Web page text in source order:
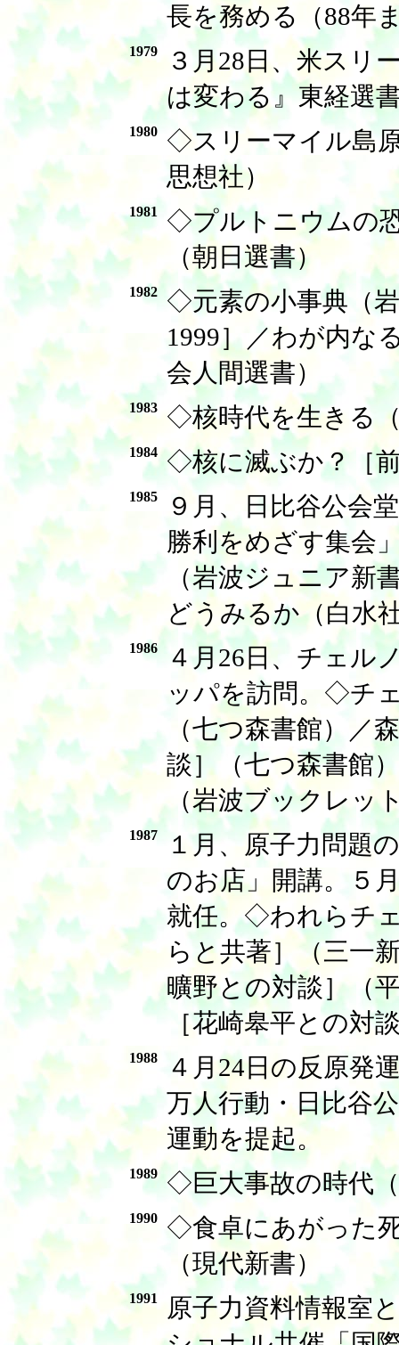
長を務める（88年
1979
３月28日、米スリ
は変わる』東経選
1980
◇スリーマイル島
思想社）
1981
◇プルトニウムの
（朝日選書）
1982
◇元素の小事典（
1999］／わが内な
会人間選書）
1983 ◇核時代を生きる
1984 ◇核に滅ぶか？［
1985
９月、日比谷公会
勝利をめざす集会
（岩波ジュニア新
どうみるか（白水
1986
４月26日、チェル
ッパを訪問。◇チ
（七つ森書館）／
談］（七つ森書館
（岩波ブックレッ
1987
１月、原子力問題
のお店」開講。５
就任。◇われらチ
らと共著］（三一
曠野との対談］（
［花崎皋平との対
1988
４月24日の反原発
万人行動・日比谷
運動を提起。
1989 ◇巨大事故の時代
1990
◇食卓にあがった
（現代新書）
1991
原子力資料情報室